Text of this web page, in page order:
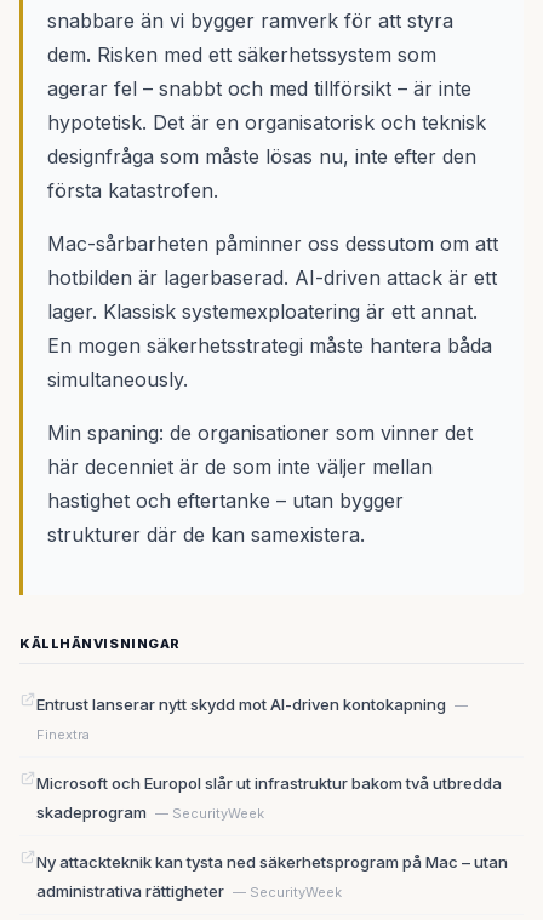
snabbare än vi bygger ramverk för att styra
dem. Risken med ett säkerhetssystem som
agerar fel – snabbt och med tillförsikt – är inte
hypotetisk. Det är en organisatorisk och teknisk
designfråga som måste lösas nu, inte efter den
första katastrofen.
Mac-sårbarheten påminner oss dessutom om att
hotbilden är lagerbaserad. AI-driven attack är ett
lager. Klassisk systemexploatering är ett annat.
En mogen säkerhetsstrategi måste hantera båda
simultaneously.
Min spaning: de organisationer som vinner det
här decenniet är de som inte väljer mellan
hastighet och eftertanke – utan bygger
strukturer där de kan samexistera.
KÄLLHÄNVISNINGAR
Entrust lanserar nytt skydd mot AI-driven kontokapning —
Finextra
Microsoft och Europol slår ut infrastruktur bakom två utbredda
skadeprogram — SecurityWeek
Ny attackteknik kan tysta ned säkerhetsprogram på Mac – utan
administrativa rättigheter — SecurityWeek